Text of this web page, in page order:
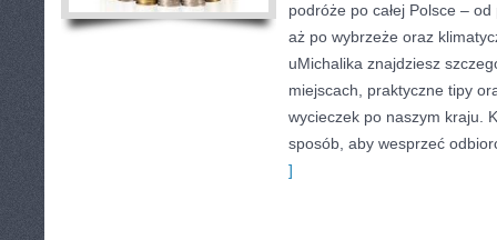
podróże po całej Polsce –
aż po wybrzeże oraz
uMichalika znajdziesz
miejscach, praktyczne tipy
wycieczek po naszym kraju.
sposób, aby wesprzeć
]